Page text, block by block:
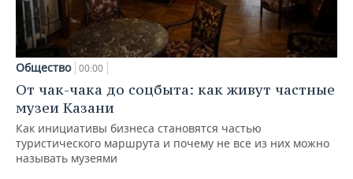
Общество 00:00
От чак-чака до соцбыта: как живут частные
музеи Казани
Как инициативы бизнеса становятся частью
туристического маршрута и почему не все из них можно
называть музеями